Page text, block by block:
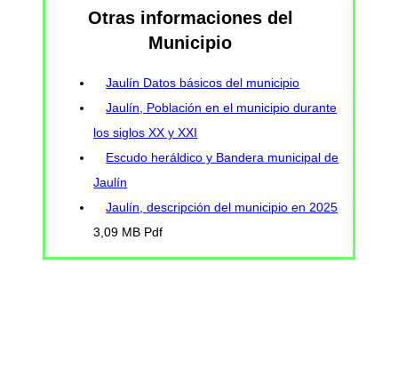
Otras informaciones del
Municipio
Jaulín Datos básicos del municipio
Jaulín, Población en el municipio durante
los siglos XX y XXI
Escudo heráldico y Bandera municipal de
Jaulín
Jaulín, descripción del municipio en 2025
3,09 MB Pdf